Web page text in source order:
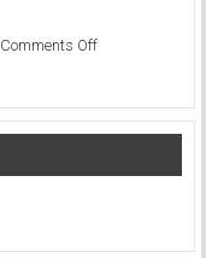
Comments Offon